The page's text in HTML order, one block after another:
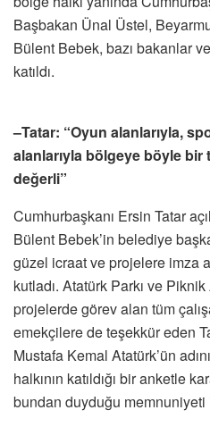
Başbakan Ünal Üstel,
Bülent Bebek, bazı bakanlar
katıldı.
–Tatar: “Oyun alanlarıyla,
alanlarıyla bölgeye böyle bir
değerli”
Cumhurbaşkanı Ersin Tatar
Bülent Bebek’in belediye
güzel icraat ve projelere imza
kutladı. Atatürk Parkı ve Piknik
projelerde görev alan tüm
emekçilere de teşekkür eden
Mustafa Kemal Atatürk’ün
halkının katıldığı bir anketle
bundan duyduğu memnuniyeti